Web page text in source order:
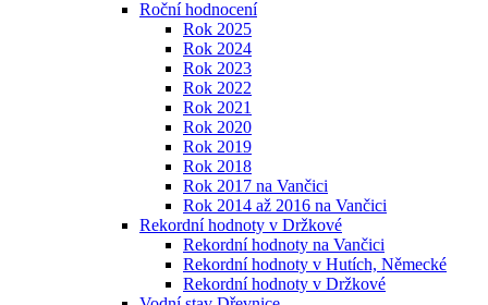
Roční hodnocení
Rok 2025
Rok 2024
Rok 2023
Rok 2022
Rok 2021
Rok 2020
Rok 2019
Rok 2018
Rok 2017 na Vančici
Rok 2014 až 2016 na Vančici
Rekordní hodnoty v Držkové
Rekordní hodnoty na Vančici
Rekordní hodnoty v Hutích, Německé
Rekordní hodnoty v Držkové